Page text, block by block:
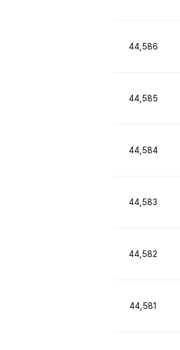
44,586
44,585
44,584
44,583
44,582
44,581